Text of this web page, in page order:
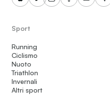
Sport
Running
Ciclismo
Nuoto
Triathlon
Invernali
Altri sport